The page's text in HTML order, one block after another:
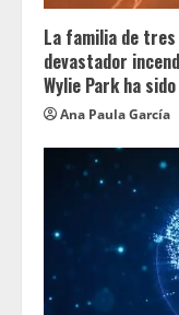
La familia de
devastador
Wylie Park ha
Ana Paula García